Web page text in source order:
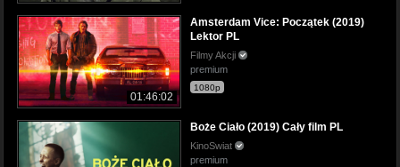
01:46:02
Amsterdam Vice: Początek (2019)
Lektor PL
Filmy Akcji
premium
1080p
Boże Ciało (2019) Cały film PL
KinoSwiat
premium